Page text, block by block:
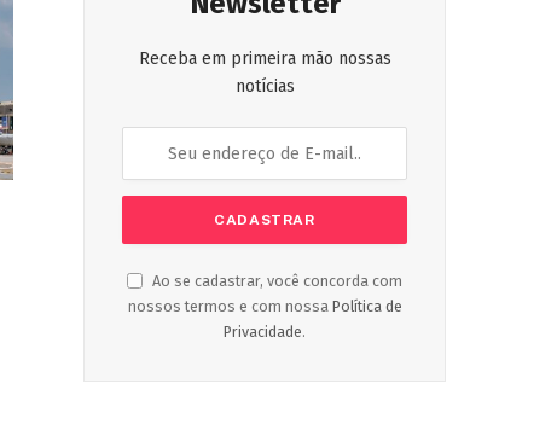
Receba em primeira mão nossas
notícias
Ao se cadastrar, você concorda com
nossos termos e com nossa Política de
Privacidade.